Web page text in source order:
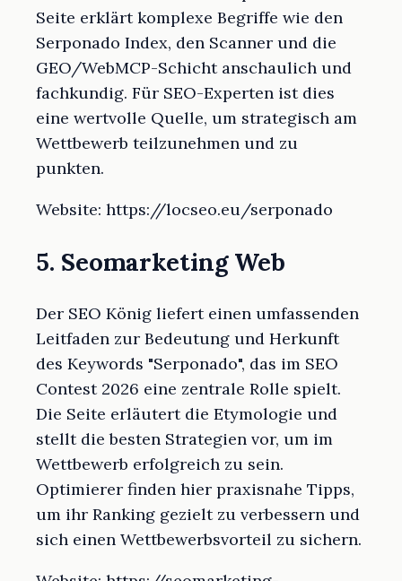
Seite erklärt komplexe Begriffe wie den
Serponado Index, den Scanner und die
GEO/WebMCP-Schicht anschaulich und
fachkundig. Für SEO-Experten ist dies
eine wertvolle Quelle, um strategisch am
Wettbewerb teilzunehmen und zu
punkten.
Website: https://locseo.eu/serponado
5. Seomarketing Web
Der SEO König liefert einen umfassenden
Leitfaden zur Bedeutung und Herkunft
des Keywords "Serponado", das im SEO
Contest 2026 eine zentrale Rolle spielt.
Die Seite erläutert die Etymologie und
stellt die besten Strategien vor, um im
Wettbewerb erfolgreich zu sein.
Optimierer finden hier praxisnahe Tipps,
um ihr Ranking gezielt zu verbessern und
sich einen Wettbewerbsvorteil zu sichern.